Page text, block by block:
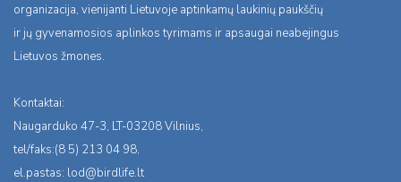
organizacija, vienijanti Lietuvoje aptinkamų laukinių paukščių
ir jų gyvenamosios aplinkos tyrimams ir apsaugai neabejingus
Lietuvos žmones.
Kontaktai:
Naugarduko 47-3, LT-03208 Vilnius,
tel/faks:(8 5) 213 04 98,
el.pastas: lod@birdlife.lt